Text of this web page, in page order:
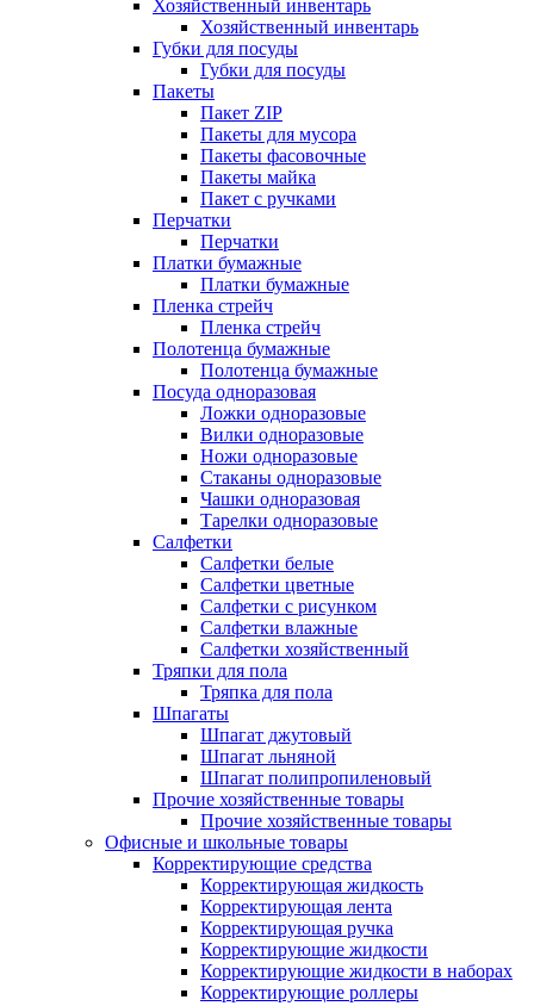
Хозяйственный инвентарь
Хозяйственный инвентарь
Губки для посуды
Губки для посуды
Пакеты
Пакет ZIP
Пакеты для мусора
Пакеты фасовочные
Пакеты майка
Пакет с ручками
Перчатки
Перчатки
Платки бумажные
Платки бумажные
Пленка стрейч
Пленка стрейч
Полотенца бумажные
Полотенца бумажные
Посуда одноразовая
Ложки одноразовые
Вилки одноразовые
Ножи одноразовые
Стаканы одноразовые
Чашки одноразовая
Тарелки одноразовые
Салфетки
Салфетки белые
Салфетки цветные
Салфетки с рисунком
Салфетки влажные
Салфетки хозяйственный
Тряпки для пола
Тряпка для пола
Шпагаты
Шпагат джутовый
Шпагат льняной
Шпагат полипропиленовый
Прочие хозяйственные товары
Прочие хозяйственные товары
Офисные и школьные товары
Корректирующие средства
Корректирующая жидкость
Корректирующая лента
Корректирующая ручка
Корректирующие жидкости
Корректирующие жидкости в наборах
Корректирующие роллеры